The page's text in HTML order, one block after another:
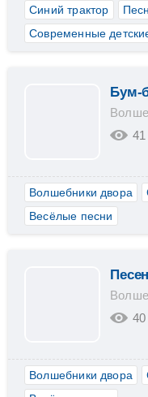
Синий трактор
Современные
Бум-
Волшебники двора
Весёлые песни
Волшебники двора